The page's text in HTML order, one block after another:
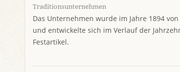
Traditionsunternehmen
Das Unternehmen wurde im Jahre 1894
und entwickelte sich im Verlauf der
Festartikel.